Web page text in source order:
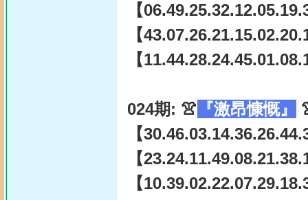
【
【
【
024期: 👚 『激昂慷慨』
【
【
【